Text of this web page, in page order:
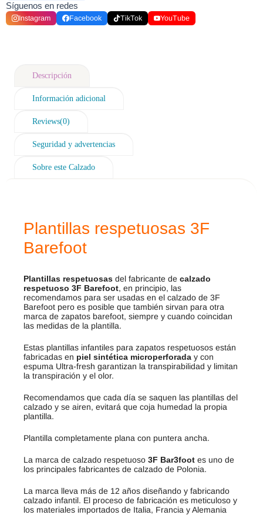
Síguenos en redes
Instagram Facebook TikTok YouTube
Descripción
Información adicional
Reviews(0)
Seguridad y advertencias
Sobre este Calzado
Plantillas respetuosas 3F
Barefoot
Plantillas respetuosas del fabricante de calzado
respetuoso 3F Barefoot, en principio, las
recomendamos para ser usadas en el calzado de 3F
Barefoot pero es posible que también sirvan para otra
marca de zapatos barefoot, siempre y cuando coincidan
las medidas de la plantilla.
Estas plantillas infantiles para zapatos respetuosos están
fabricadas en piel sintética microperforada y con
espuma Ultra-fresh garantizan la transpirabilidad y limitan
la transpiración y el olor.
Recomendamos que cada día se saquen las plantillas del
calzado y se airen, evitará que coja humedad la propia
plantilla.
Plantilla completamente plana con puntera ancha.
La marca de calzado respetuoso 3F Bar3foot es uno de
los principales fabricantes de calzado de Polonia.
La marca lleva más de 12 años diseñando y fabricando
calzado infantil. El proceso de fabricación es meticuloso y
los materiales importados de Italia, Francia y Alemania